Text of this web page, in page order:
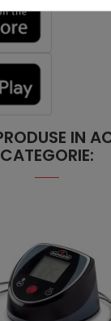
IN
CATEGORIE: